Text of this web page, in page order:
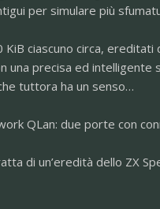
per simulare più
KiB ciascuno circa,
una precisa ed
tuttora ha un senso…
QLan: due porte con
di un’eredità dello ZX